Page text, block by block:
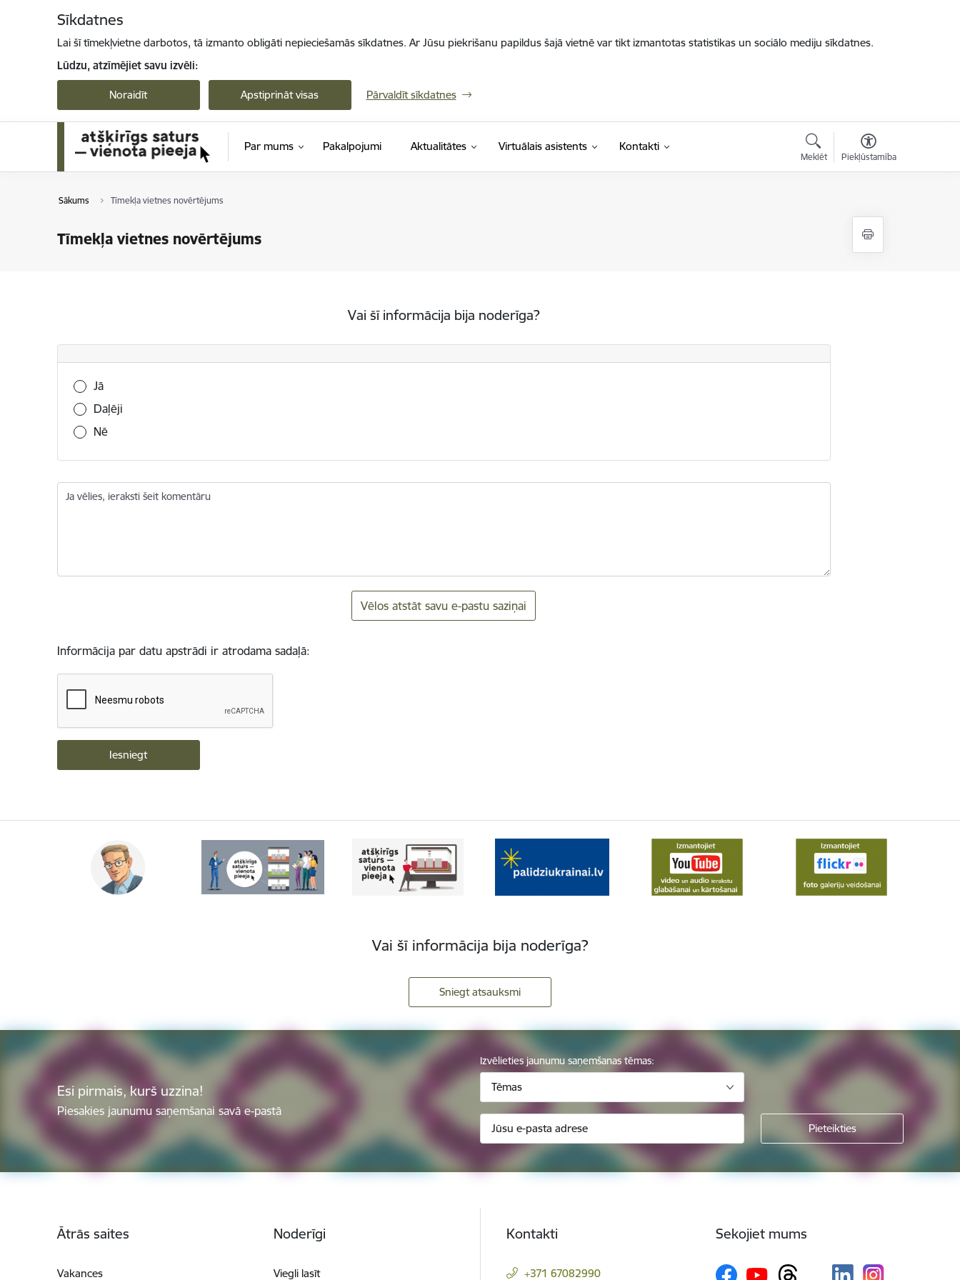
Sīkdatnes
Lai šī tīmekļvietne darbotos, tā izmanto obligāti nepieciešamās sīkdatnes. Ar Jūsu piekrišanu papildus šajā vietnē var tikt izmantotas statistikas un sociālo mediju sīkdatnes.
Lūdzu, atzīmējiet savu izvēli:
Noraidīt Apstiprināt visas Pārvaldīt sīkdatnes
Par mums Pakalpojumi Aktualitātes Virtuālais asistents Kontakti
Meklēt Piekļūstamība
Sākums Tīmekļa vietnes novērtējums
Tīmekļa vietnes novērtējums
Vai šī informācija bija noderīga?
Vai šī informācija bija noderīga?
Jā
Daļēji
Nē
Ja vēlies, ieraksti šeit komentāru
Vēlos atstāt savu e-pastu saziņai
Informācija par datu apstrādi ir atrodama sadaļā:
Vai šī informācija bija noderīga?
Sniegt atsauksmi
Esi pirmais, kurš uzzina!
Piesakies jaunumu saņemšanai savā e-pastā
Izvēlieties jaunumu saņemšanas tēmas:
Tēmas
Ātrās saites
Vakances
Noderīgi
Viegli lasīt
Kontakti
+371 67082990
Sekojiet mums